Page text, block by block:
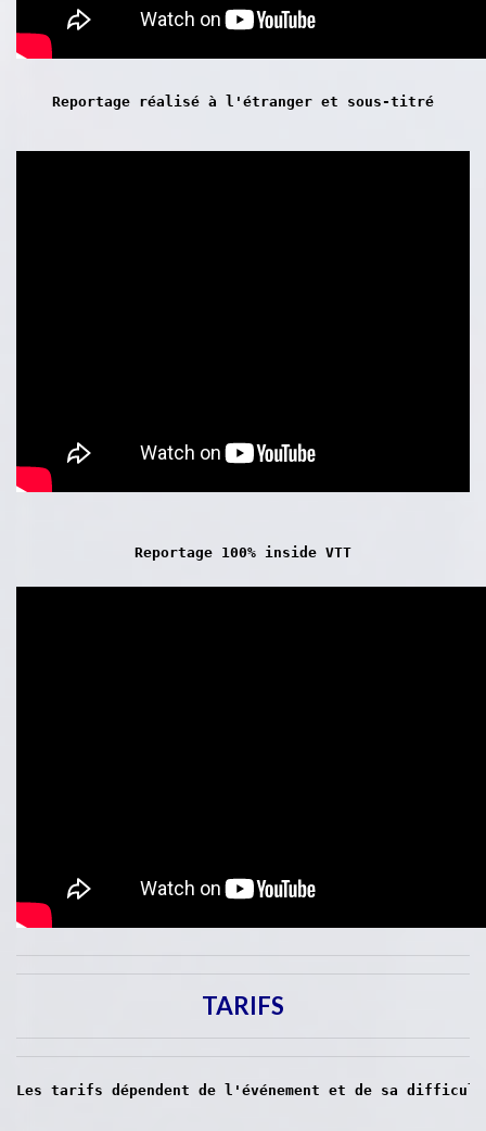
Reportage réalisé à l'étranger et sous-titré
Reportage 100% inside VTT
TARIFS
Les tarifs dépendent de l'événement et de sa